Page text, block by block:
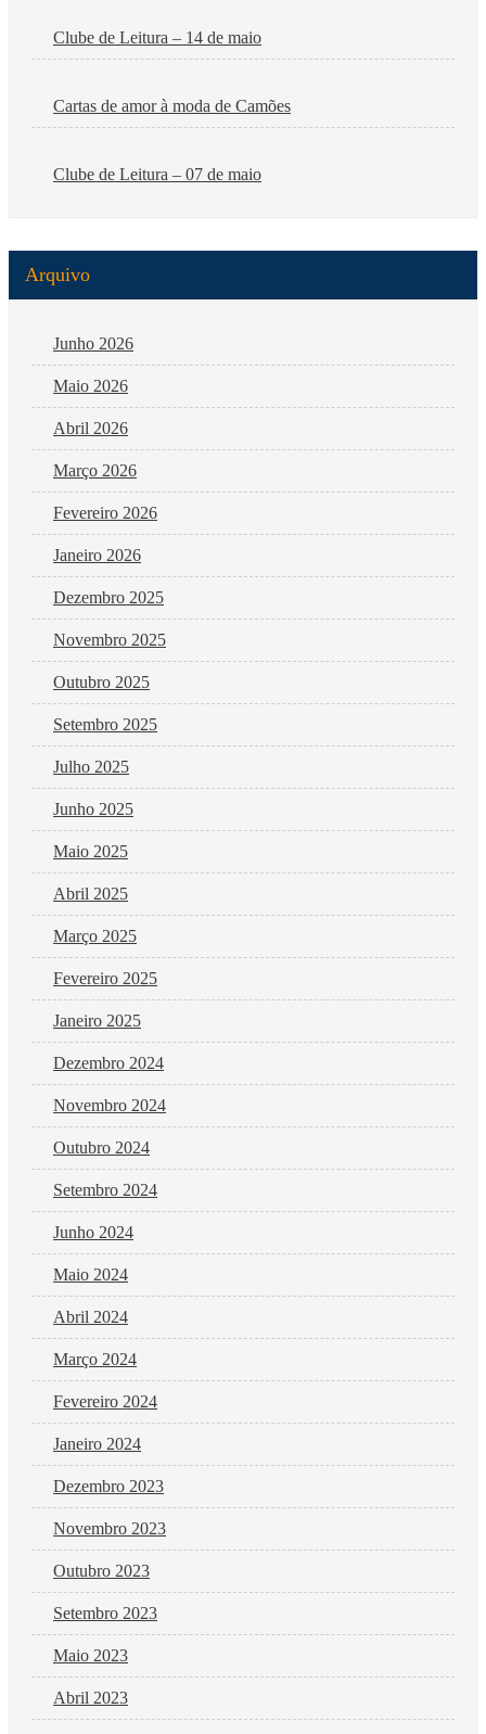
Clube de Leitura – 14 de maio
Cartas de amor à moda de Camões
Clube de Leitura – 07 de maio
Arquivo
Junho 2026
Maio 2026
Abril 2026
Março 2026
Fevereiro 2026
Janeiro 2026
Dezembro 2025
Novembro 2025
Outubro 2025
Setembro 2025
Julho 2025
Junho 2025
Maio 2025
Abril 2025
Março 2025
Fevereiro 2025
Janeiro 2025
Dezembro 2024
Novembro 2024
Outubro 2024
Setembro 2024
Junho 2024
Maio 2024
Abril 2024
Março 2024
Fevereiro 2024
Janeiro 2024
Dezembro 2023
Novembro 2023
Outubro 2023
Setembro 2023
Maio 2023
Abril 2023